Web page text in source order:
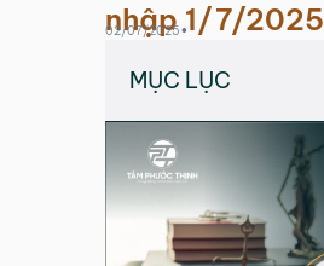
nhập 1/7/2025
02/07/2025•
MỤC LỤC